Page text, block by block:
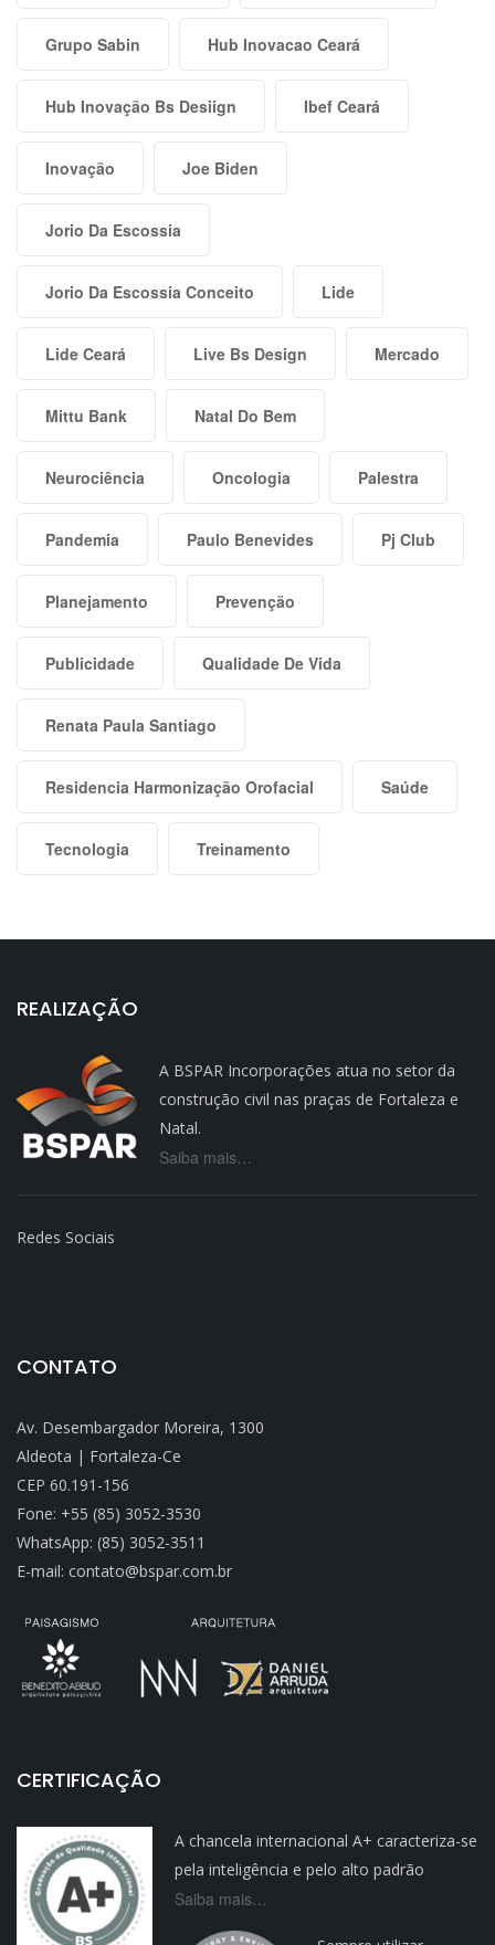
Grupo Sabin Hub Inovacao Ceará
Hub Inovação Bs Desiign Ibef Ceará
Inovação Joe Biden
Jorio Da Escossia
Jorio Da Escossia Conceito Lide
Lide Ceará Live Bs Design Mercado
Mittu Bank Natal Do Bem
Neurociência Oncologia Palestra
Pandemia Paulo Benevides Pj Club
Planejamento Prevenção
Publicidade Qualidade De Vida
Renata Paula Santiago
Residencia Harmonização Orofacial Saúde
Tecnologia Treinamento
REALIZAÇÃO
A BSPAR Incorporações atua no setor da
construção civil nas praças de Fortaleza e
Natal.
Saiba mais…
Redes Sociais
CONTATO
Av. Desembargador Moreira, 1300
Aldeota | Fortaleza-Ce
CEP 60.191-156
Fone: +55 (85) 3052-3530
WhatsApp: (85) 3052-3511
E-mail: contato@bspar.com.br
CERTIFICAÇÃO
A chancela internacional A+ caracteriza-se
pela inteligência e pelo alto padrão
Saiba mais…